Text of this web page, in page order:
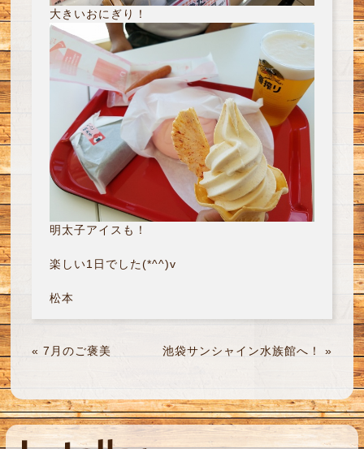
大きいおにぎり！
明太子アイスも！
楽しい1日でした(*^^)v
松本
« 7月のご褒美 池袋サンシャイン水族館へ！ »